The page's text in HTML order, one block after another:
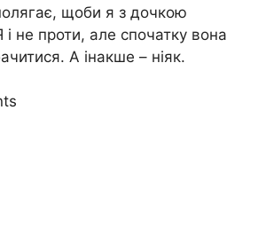
щоби я з дочкою
не проти, але спочатку вона
А інакше – ніяк.